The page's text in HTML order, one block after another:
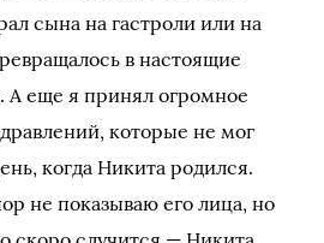
сына на гастроли или на
в настоящие
А еще я принял огромное
которые не мог
когда Никита родился.
не показываю его лица, но